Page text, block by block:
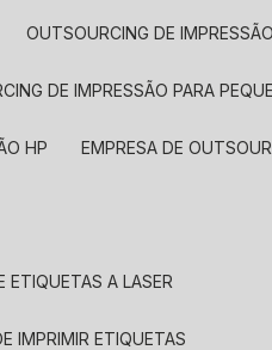
OUTSOURCING DE
DE IMPRESSÃO PARA
HP EMPRESA DE
ETIQUETAS A LASER
IMPRIMIR ETIQUETAS